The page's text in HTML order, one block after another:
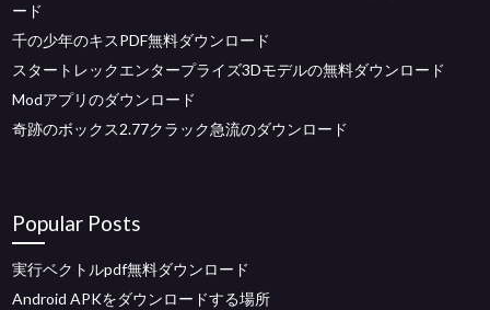
ード
千の少年のキスPDF無料ダウンロード
スタートレックエンタープライズ3Dモデルの無料ダウンロード
Modアプリのダウンロード
奇跡のボックス2.77クラック急流のダウンロード
Popular Posts
実行ベクトルpdf無料ダウンロード
Android APKをダウンロードする場所